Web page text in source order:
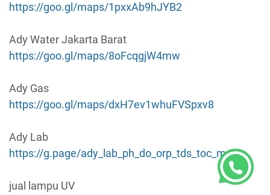
https://goo.gl/maps/1pxxAb9hJYB2
Ady Water Jakarta Barat
https://goo.gl/maps/8oFcqgjW4mw
Ady Gas
https://goo.gl/maps/dxH7ev1whuFVSpxv8
Ady Lab
https://g.page/ady_lab_ph_do_orp_tds_toc_meter
jual lampu UV